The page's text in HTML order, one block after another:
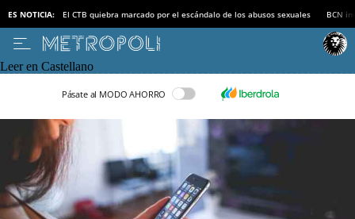
ES NOTICIA: El CTB quiebra marcado por el escándalo de los abusos sexuales BCN
Leer en Castellano
Pásate al MODO AHORRO